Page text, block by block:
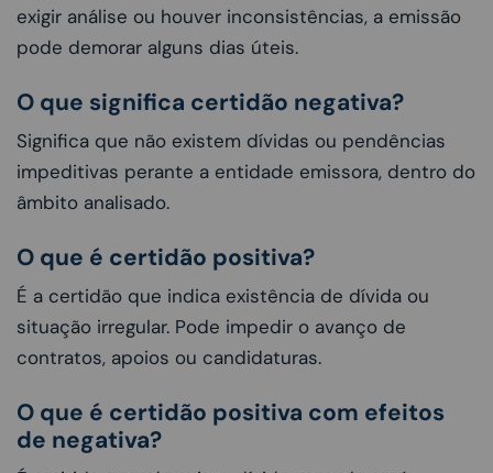
exigir análise ou houver inconsistências, a emissão
pode demorar alguns dias úteis.
O que significa certidão negativa?
Significa que não existem dívidas ou pendências
impeditivas perante a entidade emissora, dentro do
âmbito analisado.
O que é certidão positiva?
É a certidão que indica existência de dívida ou
situação irregular. Pode impedir o avanço de
contratos, apoios ou candidaturas.
O que é certidão positiva com efeitos
de negativa?